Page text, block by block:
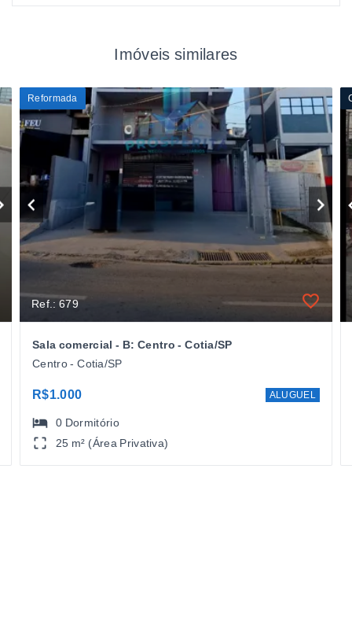
Imóveis similares
Reformada
Ref.: 679
Sala comercial - B: Centro - Cotia/SP
Centro - Cotia/SP
R$1.000 ALUGUEL
0 Dormitório
25 m² (Área Privativa)